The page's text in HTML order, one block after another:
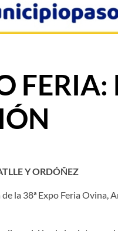
Y ORDÓÑEZ
la 38ª Expo Feria Ovina,